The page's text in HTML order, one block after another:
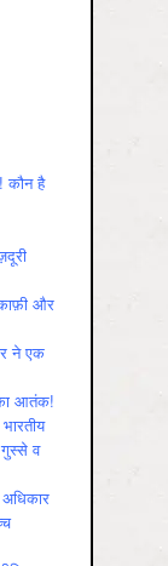
कौन है
और
ने एक
आतंक!
व